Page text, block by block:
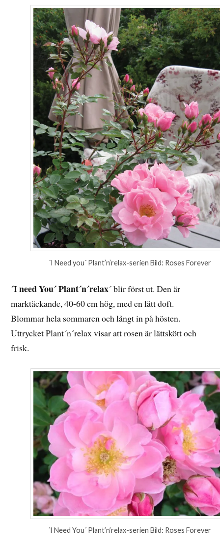
´I Need you´ Plant’n’relax-serien Bild: Roses Forever
´I need You´ Plant´n´relax´ blir först ut. Den är
marktäckande, 40-60 cm hög, med en lätt doft.
Blommar hela sommaren och långt in på hösten.
Uttrycket Plant´n´relax visar att rosen är lättskött och
frisk.
´I Need You´ Plant’n’relax-serien Bild: Roses Forever